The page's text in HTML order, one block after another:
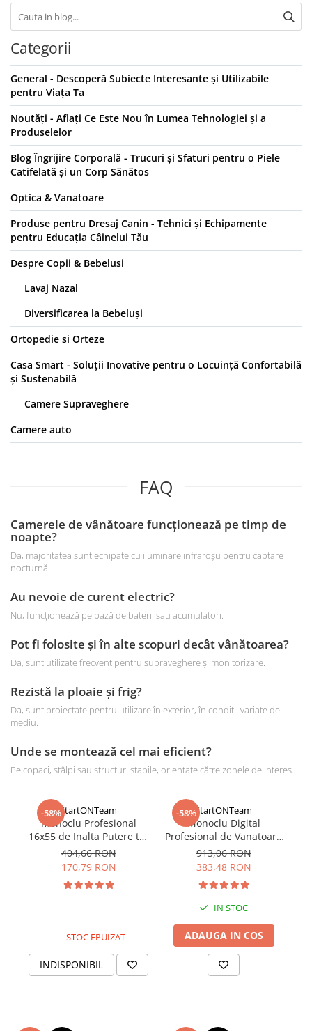
Categorii
General - Descoperă Subiecte Interesante și Utilizabile
pentru Viața Ta
Noutăți - Aflați Ce Este Nou în Lumea Tehnologiei și a
Produselelor
Blog Îngrijire Corporală - Trucuri și Sfaturi pentru o Piele
Catifelată și un Corp Sănătos
Optica & Vanatoare
Produse pentru Dresaj Canin - Tehnici și Echipamente
pentru Educația Câinelui Tău
Despre Copii & Bebelusi
Lavaj Nazal
Diversificarea la Bebeluși
Ortopedie si Orteze
Casa Smart - Soluții Inovative pentru o Locuință Confortabilă
și Sustenabilă
Camere Supraveghere
Camere auto
FAQ
Camerele de vânătoare funcționează pe timp de
noapte?
Da, majoritatea sunt echipate cu iluminare infraroșu pentru captare
nocturnă.
Au nevoie de curent electric?
Nu, funcționează pe bază de baterii sau acumulatori.
Pot fi folosite și în alte scopuri decât vânătoarea?
Da, sunt utilizate frecvent pentru supraveghere și monitorizare.
Rezistă la ploaie și frig?
Da, sunt proiectate pentru utilizare în exterior, în condiții variate de
mediu.
Unde se montează cel mai eficient?
Pe copaci, stâlpi sau structuri stabile, orientate către zonele de interes.
-58%StartONTeam
Monoclu Profesional
16x55 de Inalta Putere tip
Telescop, Zoom HD,
Prisma BaK-4, Dual Focus
404,66 RON
170,79 RON
STOC EPUIZAT
INDISPONIBIL
-58%StartONTeam
Monoclu Digital
Profesional de Vanatoare
cu Night Vision,
Infrarosu, Zoom 5X, Ecran
LCD, Negru
913,06 RON
383,48 RON
IN STOC
ADAUGA IN COS